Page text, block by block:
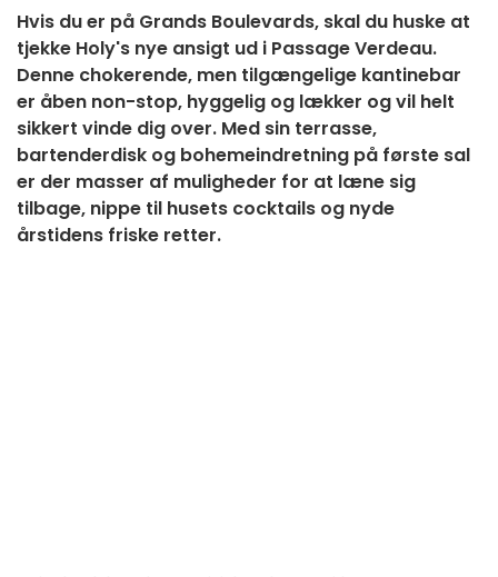
Hvis du er på Grands Boulevards, skal du huske at
tjekke Holy's nye ansigt ud i Passage Verdeau.
Denne chokerende, men tilgængelige kantinebar
er åben non-stop, hyggelig og lækker og vil helt
sikkert vinde dig over. Med sin terrasse,
bartenderdisk og bohemeindretning på første sal
er der masser af muligheder for at læne sig
tilbage, nippe til husets cocktails og nyde
årstidens friske retter.